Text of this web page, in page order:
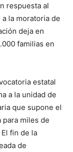
respuesta al
la moratoria de
deja en
familias en
estatal
a la unidad de
que supone el
miles de
fin de la
de